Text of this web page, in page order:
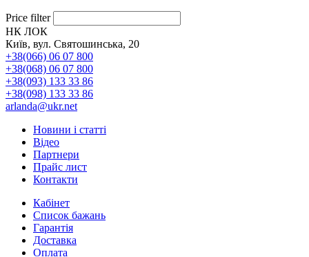
Price filter
НК ЛОК
Київ, вул. Святошинська, 20
+38(066) 06 07 800
+38(068) 06 07 800
+38(093) 133 33 86
+38(098) 133 33 86
arlanda@ukr.net
Новини і статті
Відео
Партнери
Прайс лист
Контакти
Кабінет
Список бажань
Гарантія
Доставка
Оплата